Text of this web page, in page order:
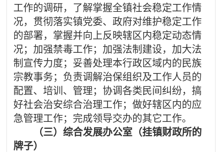
工作的调研，了解掌握全镇社会稳定工作情
况，贯彻落实镇党委、政府对维护稳定工作
的部署，掌握并向上反映辖区内稳定动态情
况；加强禁毒工作；加强法制建设，加大法
制宣传力度；妥善处理本行政区域内的民族
宗教事务；负责调解治保组织及工作人员的
配置、培训、管理；协调各类民间纠纷，搞
好社会治安综合治理工作；做好辖区内的应
急管理工作；完成领导交办的其它工作。
（三）综合发展办公室（挂镇财政所的
牌子）